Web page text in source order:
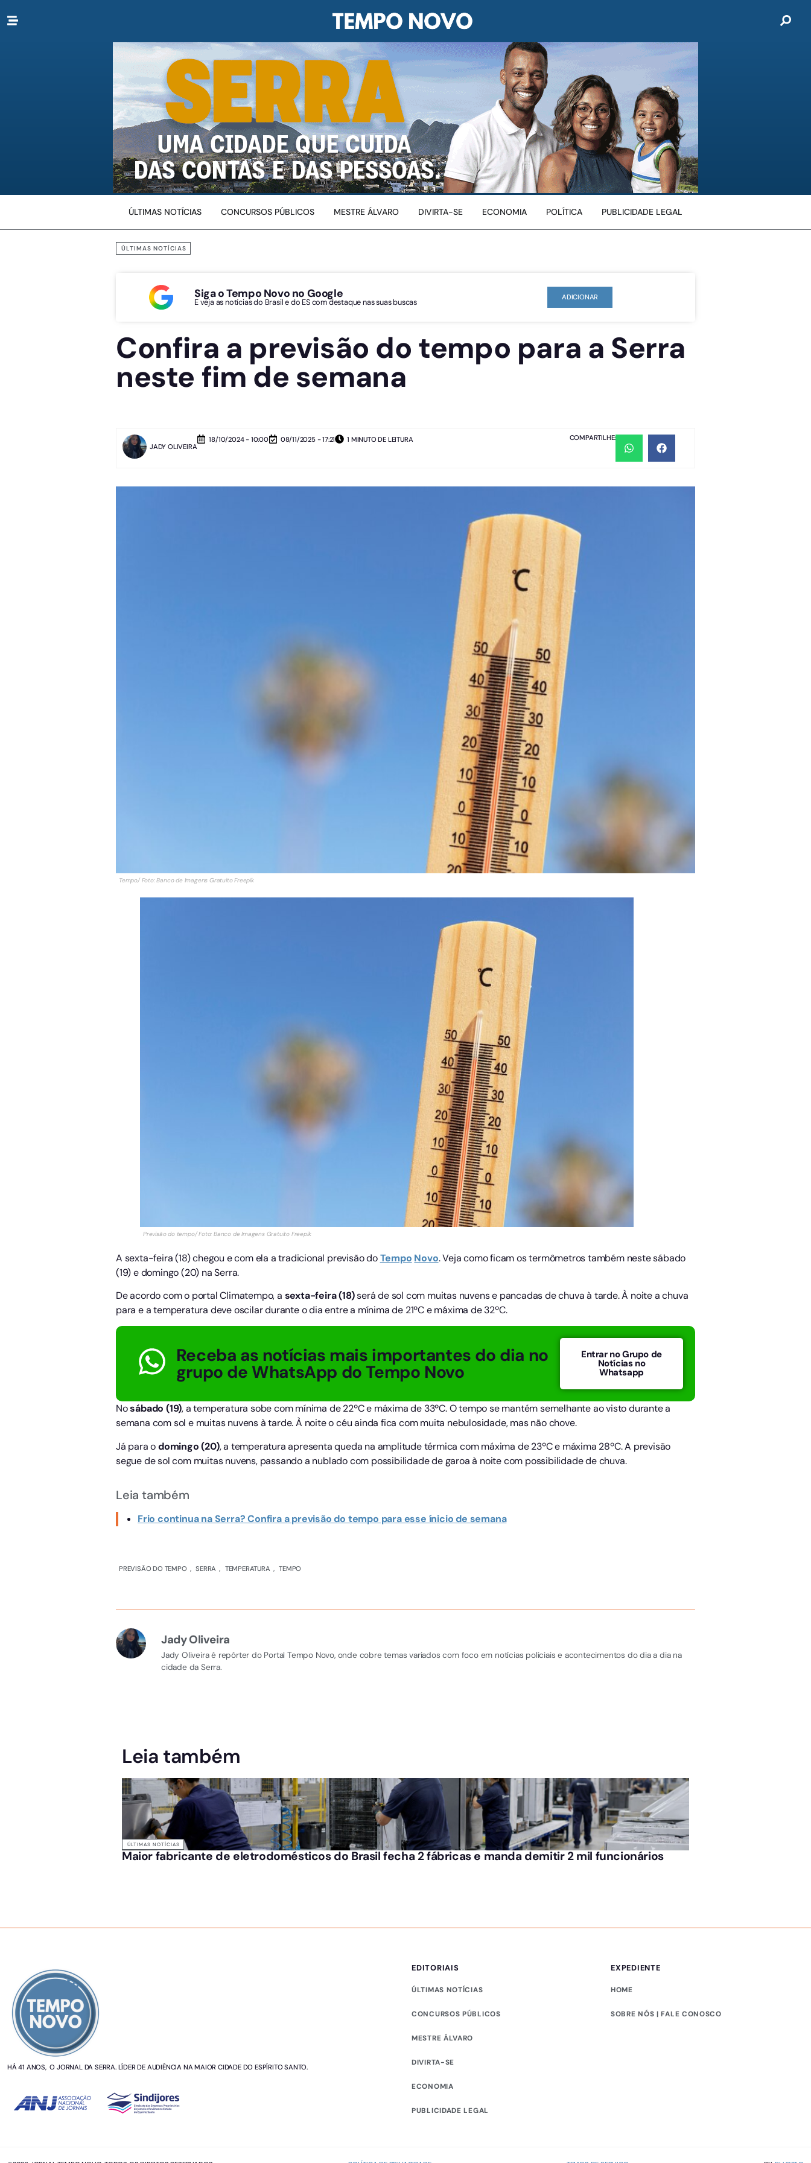
ÚLTIMAS NOTÍCIAS CONCURSOS PÚBLICOS MESTRE ÁLVARO DIVIRTA-SE ECONOMIA POLÍTICA PUBLICIDADE LEGAL
ÚLTIMAS NOTÍCIAS
Siga o Tempo Novo no Google
E veja as notícias do Brasil e do ES com destaque nas suas buscas ADICIONAR
Confira a previsão do tempo para a Serra
neste fim de semana
JADY OLIVEIRA
18/10/2024 - 10:00 08/11/2025 - 17:21 1 MINUTO DE LEITURA COMPARTILHE:
Tempo/ Foto: Banco de Imagens Gratuito Freepik
Previsão do tempo/ Foto: Banco de Imagens Gratuito Freepik
A sexta-feira (18) chegou e com ela a tradicional previsão doTempo Novo. Veja como ficam os termômetros também neste sábado
(19) e domingo (20) na Serra.
De acordo com o portal Climatempo, a sexta-feira(18)será de sol com muitas nuvens e pancadas de chuva à tarde. À noite a chuva
para e a temperatura deve oscilar durante o dia entre a mínima de 21ºC e máxima de 32ºC.
Receba as notícias mais importantes do dia no
grupo de WhatsApp do Tempo Novo
Entrar no Grupo de
Notícias no
Whatsapp
Nosábado (19), a temperatura sobe com mínima de 22ºC e máxima de 33ºC. O tempo se mantém semelhante ao visto durante a
semana com sol e muitas nuvens à tarde. À noite o céu ainda fica com muita nebulosidade, mas não chove.
Já para odomingo (20), a temperatura apresenta queda na amplitude térmica com máxima de 23ºC e máxima 28ºC. A previsão
segue de sol com muitas nuvens, passando a nublado com possibilidade de garoa à noite com possibilidade de chuva.
Leia também
Frio continua na Serra? Confira a previsão do tempo para esse ínicio de semana
PREVISÃO DO TEMPO , SERRA , TEMPERATURA , TEMPO
Jady Oliveira
Jady Oliveira é repórter do Portal Tempo Novo, onde cobre temas variados com foco em notícias policiais e acontecimentos do dia a dia na
cidade da Serra.
Leia também
ÚLTIMAS NOTÍCIAS
Maior fabricante de eletrodomésticos do Brasil fecha 2 fábricas e manda demitir 2 mil funcionários
HÁ 41 ANOS, O JORNAL DA SERRA. LÍDER DE AUDIÊNCIA NA MAIOR CIDADE DO ESPÍRITO SANTO.
EDITORIAIS
ÚLTIMAS NOTÍCIAS
CONCURSOS PÚBLICOS
MESTRE ÁLVARO
DIVIRTA-SE
ECONOMIA
PUBLICIDADE LEGAL
EXPEDIENTE
HOME
SOBRE NÓS | FALE CONOSCO